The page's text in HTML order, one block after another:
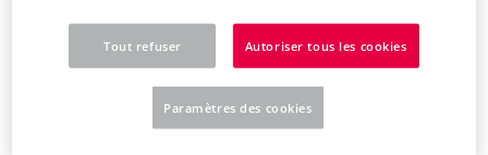
Denmark
DK
Finland
Tout refuser Autoriser tous les cookies
Paramètres des cookies